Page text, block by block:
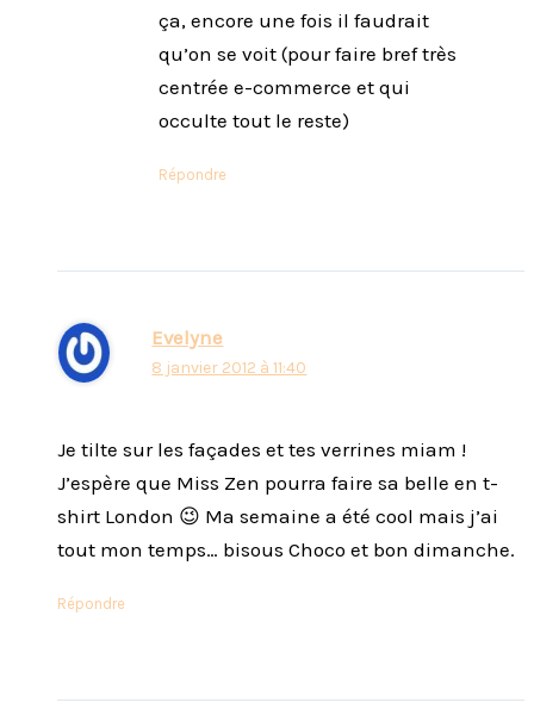
ça, encore une fois il faudrait
qu’on se voit (pour faire bref très
centrée e-commerce et qui
occulte tout le reste)
Répondre
Evelyne
8 janvier 2012 à 11:40
Je tilte sur les façades et tes verrines miam !
J’espère que Miss Zen pourra faire sa belle en t-
shirt London 😉 Ma semaine a été cool mais j’ai
tout mon temps… bisous Choco et bon dimanche.
Répondre